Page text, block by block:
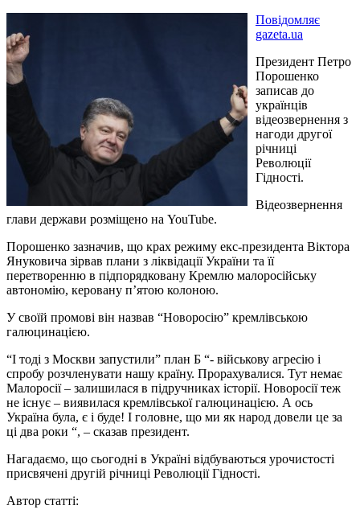
Повідомляє
gazeta.ua
Президент Петро
Порошенко
записав до
українців
відеозвернення з
нагоди другої
річниці
Революції
Гідності.
Відеозвернення
глави держави розміщено на YouTube.
Порошенко зазначив, що крах режиму екс-президента Віктора
Януковича зірвав плани з ліквідації України та її
перетворенню в підпорядковану Кремлю малоросійську
автономію, керовану п’ятою колоною.
У своїй промові він назвав “Новоросію” кремлівською
галюцинацією.
“І тоді з Москви запустили” план Б “- військову агресію і
спробу розчленувати нашу країну. Прорахувалися. Тут немає
Малоросії – залишилася в підручниках історії. Новоросії теж
не існує – виявилася кремлівської галюцинацією. А ось
Україна була, є і буде! І головне, що ми як народ довели це за
ці два роки “, – сказав президент.
Нагадаємо, що сьогодні в Україні відбуваються урочистості
присвячені другій річниці Революції Гідності.
Автор статті: